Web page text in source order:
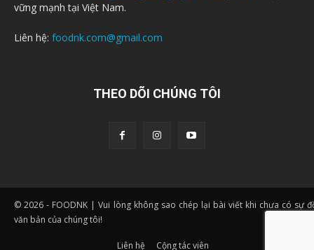
vững mạnh tại Việt Nam.
Liên hệ: foodnk.com@gmail.com
THEO DÕI CHÚNG TÔI
© 2026 - FOODNK | Vui lòng không sao chép lại bài viết khi chưa có sự
văn bản của chúng tôi!
Liên hệ Cộng tác viên